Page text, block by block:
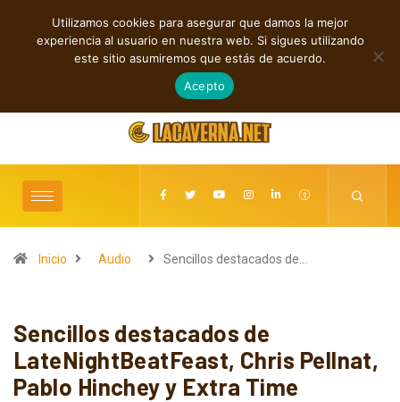
TENDENCIAS
Rock, folk e indie: cuatro estrenos independientes por descubrir
agosto 7, 2026
Inicio Audio Sencillos destacados de…
Sencillos destacados de
LateNightBeatFeast, Chris Pellnat,
Pablo Hinchey y Extra Time
Utilizamos cookies para asegurar que damos la mejor
experiencia al usuario en nuestra web. Si sigues utilizando
este sitio asumiremos que estás de acuerdo.
Acepto